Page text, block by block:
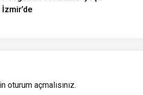
oturum açmalısınız.